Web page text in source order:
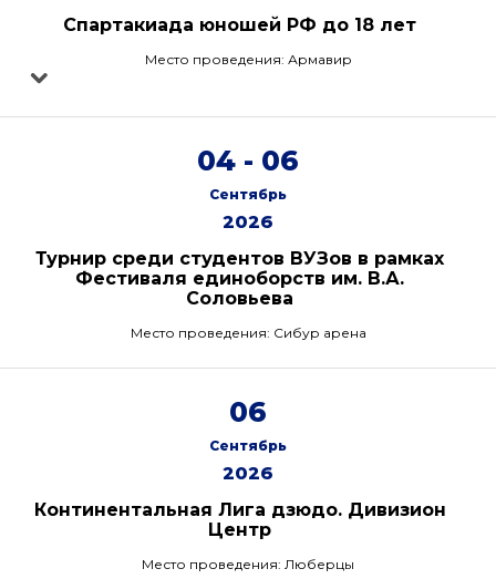
Спартакиада юношей РФ до 18 лет
Место проведения: Армавир
04 - 06
Сентябрь
2026
Турнир среди студентов ВУЗов в рамках
Фестиваля единоборств им. В.А.
Соловьева
Место проведения: Сибур арена
06
Сентябрь
2026
Континентальная Лига дзюдо. Дивизион
Центр
Место проведения: Люберцы